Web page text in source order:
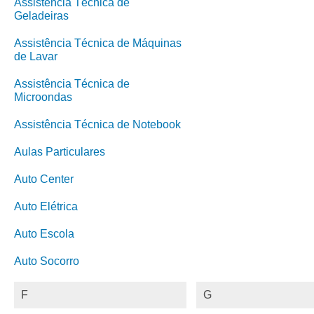
Assistência Técnica de
Geladeiras
Assistência Técnica de Máquinas
de Lavar
Assistência Técnica de
Microondas
Assistência Técnica de Notebook
Aulas Particulares
Auto Center
Auto Elétrica
Auto Escola
Auto Socorro
F G